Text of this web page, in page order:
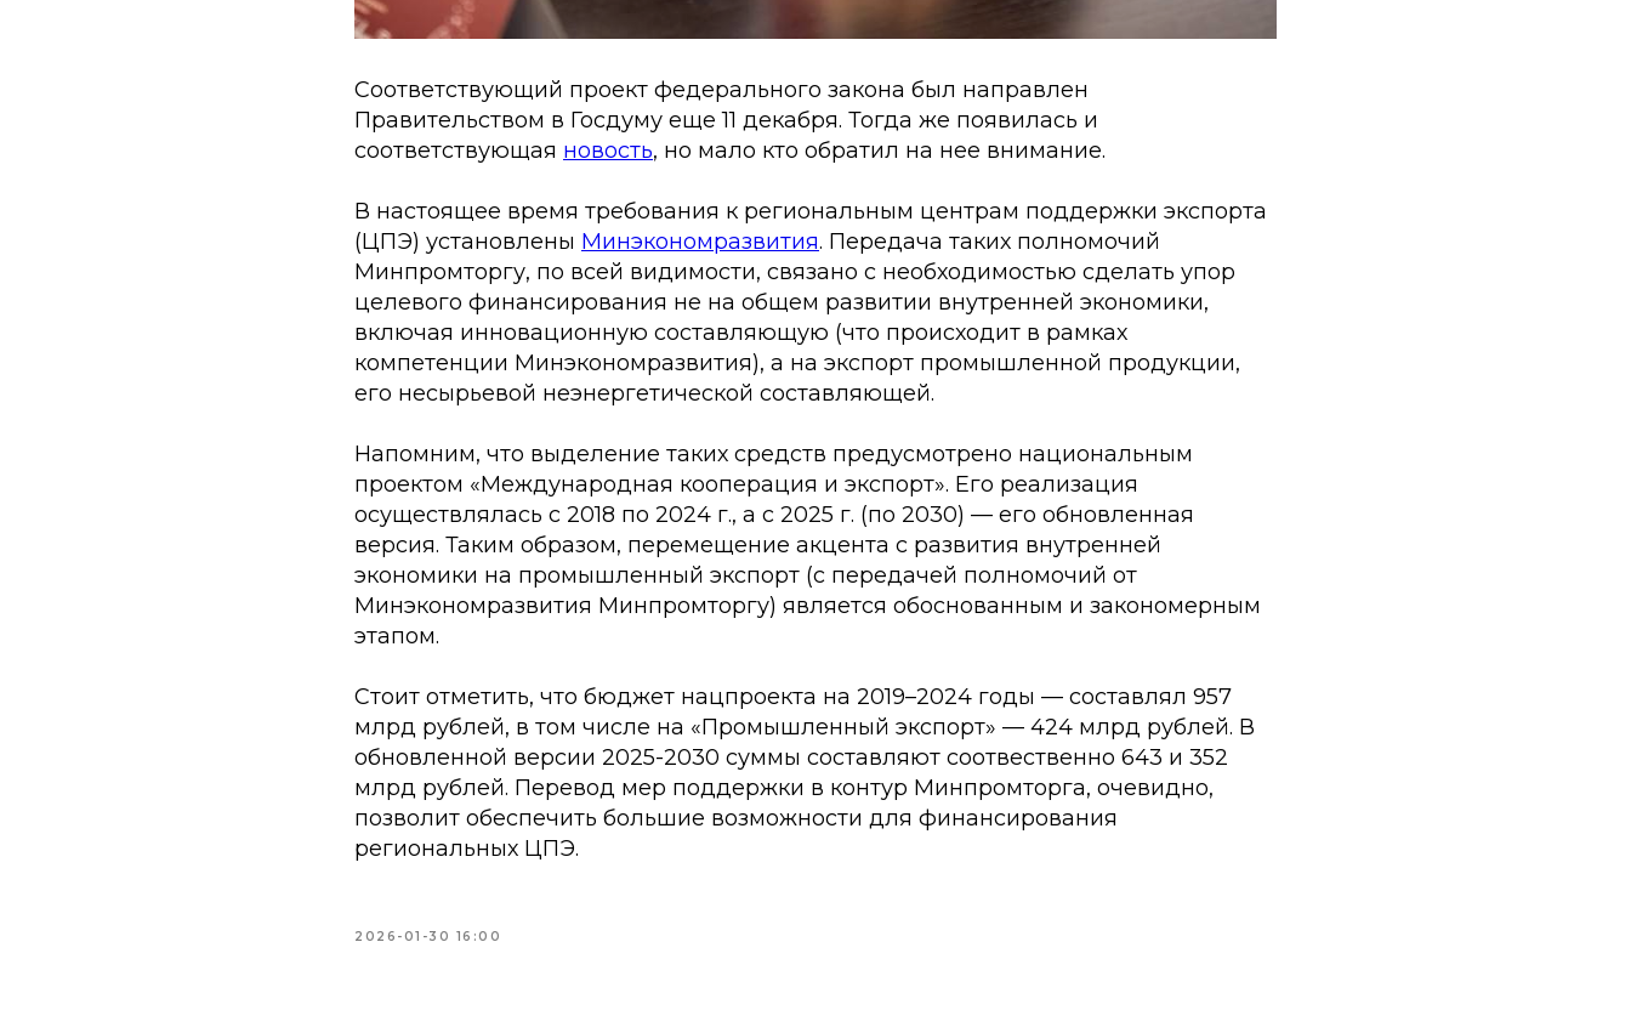
Соответствующий проект федерального закона был направлен
Правительством в Госдуму еще 11 декабря. Тогда же появилась и
соответствующая новость, но мало кто обратил на нее внимание.
В настоящее время требования к региональным центрам поддержки экспорта
(ЦПЭ) установлены Минэкономразвития. Передача таких полномочий
Минпромторгу, по всей видимости, связано с необходимостью сделать упор
целевого финансирования не на общем развитии внутренней экономики,
включая инновационную составляющую (что происходит в рамках
компетенции Минэкономразвития), а на экспорт промышленной продукции,
его несырьевой неэнергетической составляющей.
Напомним, что выделение таких средств предусмотрено национальным
проектом «Международная кооперация и экспорт». Его реализация
осуществлялась с 2018 по 2024 г., а с 2025 г. (по 2030) — его обновленная
версия. Таким образом, перемещение акцента с развития внутренней
экономики на промышленный экспорт (с передачей полномочий от
Минэкономразвития Минпромторгу) является обоснованным и закономерным
этапом.
Стоит отметить, что бюджет нацпроекта на 2019–2024 годы — составлял 957
млрд рублей, в том числе на «Промышленный экспорт» — 424 млрд рублей. В
обновленной версии 2025-2030 суммы составляют соотвественно 643 и 352
млрд рублей. Перевод мер поддержки в контур Минпромторга, очевидно,
позволит обеспечить большие возможности для финансирования
региональных ЦПЭ.
2026-01-30 16:00